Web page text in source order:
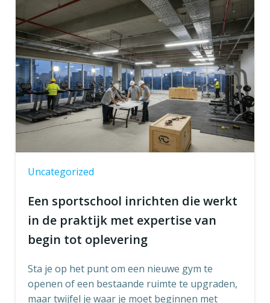
Uncategorized
Een sportschool inrichten die werkt
in de praktijk met expertise van
begin tot oplevering
Sta je op het punt om een nieuwe gym te
openen of een bestaande ruimte te upgraden,
maar twijfel je waar je moet beginnen met